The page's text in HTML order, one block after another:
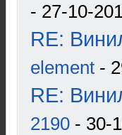
- 27-10-
RE:
element -
RE:
2190 - 30-